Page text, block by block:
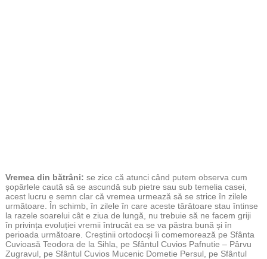
Vremea din bătrâni: se zice că atunci când putem observa cum
șopârlele caută să se ascundă sub pietre sau sub temelia casei,
acest lucru e semn clar că vremea urmează să se strice în zilele
următoare. În schimb, în zilele în care aceste târâtoare stau întinse
la razele soarelui cât e ziua de lungă, nu trebuie să ne facem griji
în privința evoluției vremii întrucât ea se va păstra bună și în
perioada următoare. Creștinii ortodocși îi comemorează pe Sfânta
Cuvioasă Teodora de la Sihla, pe Sfântul Cuvios Pafnutie – Pârvu
Zugravul, pe Sfântul Cuvios Mucenic Dometie Persul, pe Sfântul